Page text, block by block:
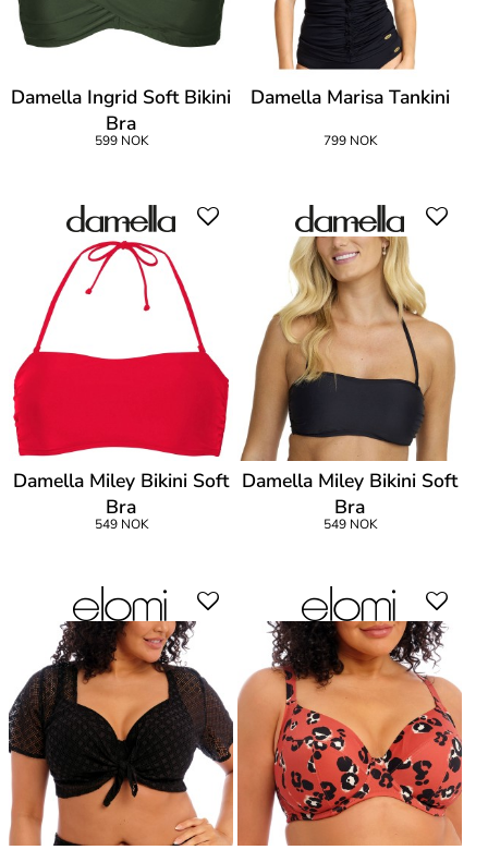
Damella Ingrid Soft Bikini
Bra
599 NOK
Damella Marisa Tankini
799 NOK
Damella Miley Bikini Soft
Bra
549 NOK
Damella Miley Bikini Soft
Bra
549 NOK